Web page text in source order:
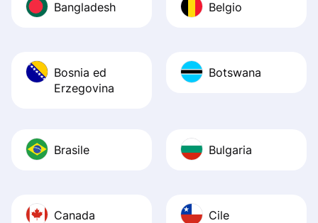
Bangladesh Belgio
Bosnia ed
Erzegovina
Botswana
Brasile Bulgaria
Canada Cile